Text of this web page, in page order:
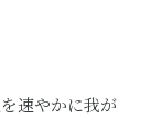
速やかに我が